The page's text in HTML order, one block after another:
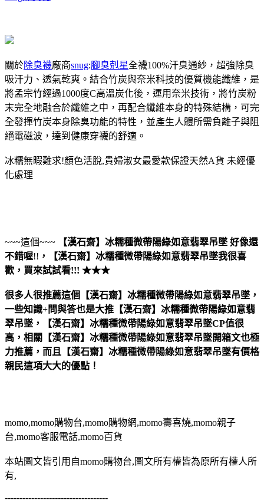
關於除臭襪廠商snug:腳臭剋星全襪100%汗臭通紗，超強除臭
吸汗力、透氣乾爽。結合竹炭與奈米科技的優質機能纖維，是
將孟宗竹經過1000度C高溫炭化後，運用奈米技術，將竹炭粉
末完全地融合於纖維之中，再配合纖維本身的特殊結構，可完
全發揮竹炭本身除臭功能的特性，並產生人體所需負離子與阻
絕電磁波，達到健康穿襪的舒適。
冰糯無暇難求!顏色活脫,貴婦淑女最愛款保證天然A貨 未經優
化處理
~~~這個~~~ 【漢石齋】冰糯種微帶陽綠如意翡翠吊墜 好像還
不錯喔!! ， 【漢石齋】冰糯種微帶陽綠如意翡翠吊墜我很喜
歡，買來試試看!!! ★★★
很多人很推薦這個【漢石齋】冰糯種微帶陽綠如意翡翠吊墜，
一些知識+問與答也是大推【漢石齋】冰糯種微帶陽綠如意翡
翠吊墜，【漢石齋】冰糯種微帶陽綠如意翡翠吊墜CP值很
高，相關【漢石齋】冰糯種微帶陽綠如意翡翠吊墜開箱文也極
力推薦，而且【漢石齋】冰糯種微帶陽綠如意翡翠吊墜有價格
親民這項大大的優點！
momo,momo購物台,momo購物網,momo壽喜燒,momo親子
台,momo客服電話,momo百貨
本站圖文皆引用自momo購物台,圖文所有權皆為原所有權人所
有,
-----------------------------------